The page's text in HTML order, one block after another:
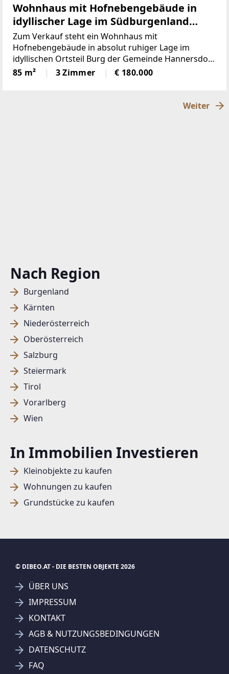
Nach Region
Burgenland
Kärnten
Niederösterreich
Oberösterreich
Salzburg
Steiermark
Tirol
Vorarlberg
Wien
In Immobilien Investieren
Kleinobjekte zu kaufen
Wohnungen zu kaufen
Grundstücke zu kaufen
SUCHAGENT ANLEGEN FÜR DIE
AKTUELLEN SUCHKRITERIEN
Wohnhaus mit Hofnebengebäude in
idyllischer Lage im Südburgenland
Nähe Oberwart
Zum Verkauf steht ein Wohnhaus mit
Hofnebengebäude in absolut ruhiger Lage im
idyllischen Ortsteil Burg der Gemeinde Hannersdorf
im Südburgenland.Die Liegenschaft verbindet den
traditionellen Charakter eines burgenländischen
85 m² 3 Zimmer € 180.000
Weiter
© DIBEO.AT - DIE BESTEN OBJEKTE 2026
ÜBER UNS
IMPRESSUM
KONTAKT
AGB & NUTZUNGSBEDINGUNGEN
DATENSCHUTZ
FAQ